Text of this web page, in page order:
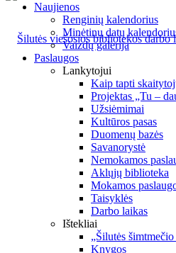
Naujienos
Renginių kalendorius
Minėtinų datų
Vaizdų galerija
Paslaugos
Lankytojui
Kaip tapti
Projektas „Tu –
Užsiėmimai
Kultūros pasas
Duomenų bazės
Savanorystė
Nemokamos
Aklųjų biblioteka
Mokamos
Taisyklės
Darbo laikas
Ištekliai
„Šilutės
Knygos